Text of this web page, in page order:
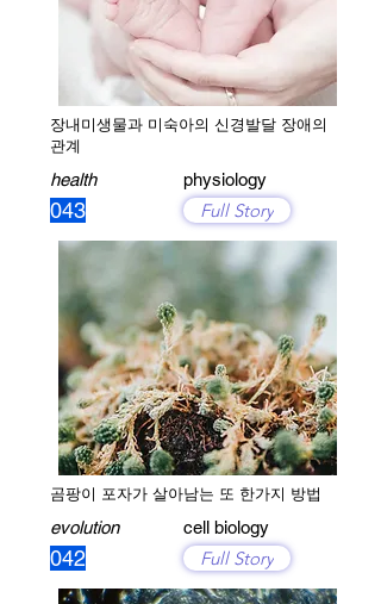
장내미생물과 미숙아의 신경발달 장애의
관계
health
043
physiology
Full Story
곰팡이 포자가 살아남는 또 한가지 방법
evolution
042
cell biology
Full Story